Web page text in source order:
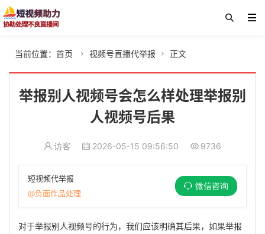
当前位置： 首页  视频号直播代举报  正文
举报别人视频号会怎么样处理举报别
人视频号后果
访客 2026-05-15 09:56:50 9736
短视频代举报
@负面作品处理
微信咨询
对于举报别人视频号的行为，我们应该明确其后果，如果举报